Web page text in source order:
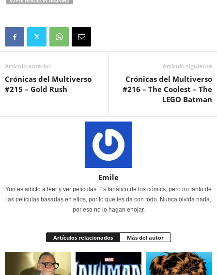
Artículo anterior
Crónicas del Multiverso
#215 – Gold Rush
Artículo siguiente
Crónicas del Multiverso
#216 – The Coolest – The
LEGO Batman
Emile
Yun es adicto a leer y ver películas. Es fanático de los cómics, pero no tanto de
las películas basadas en ellos, por lo que les da con todo. Nunca olvida nada,
por eso no lo hagan enojar.
Artículos relacionados Más del autor